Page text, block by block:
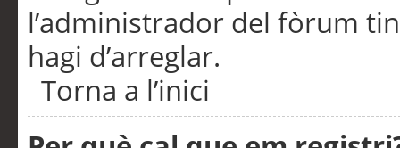
l’administrador del fòrum
hagi d’arreglar.
Torna a l’inici